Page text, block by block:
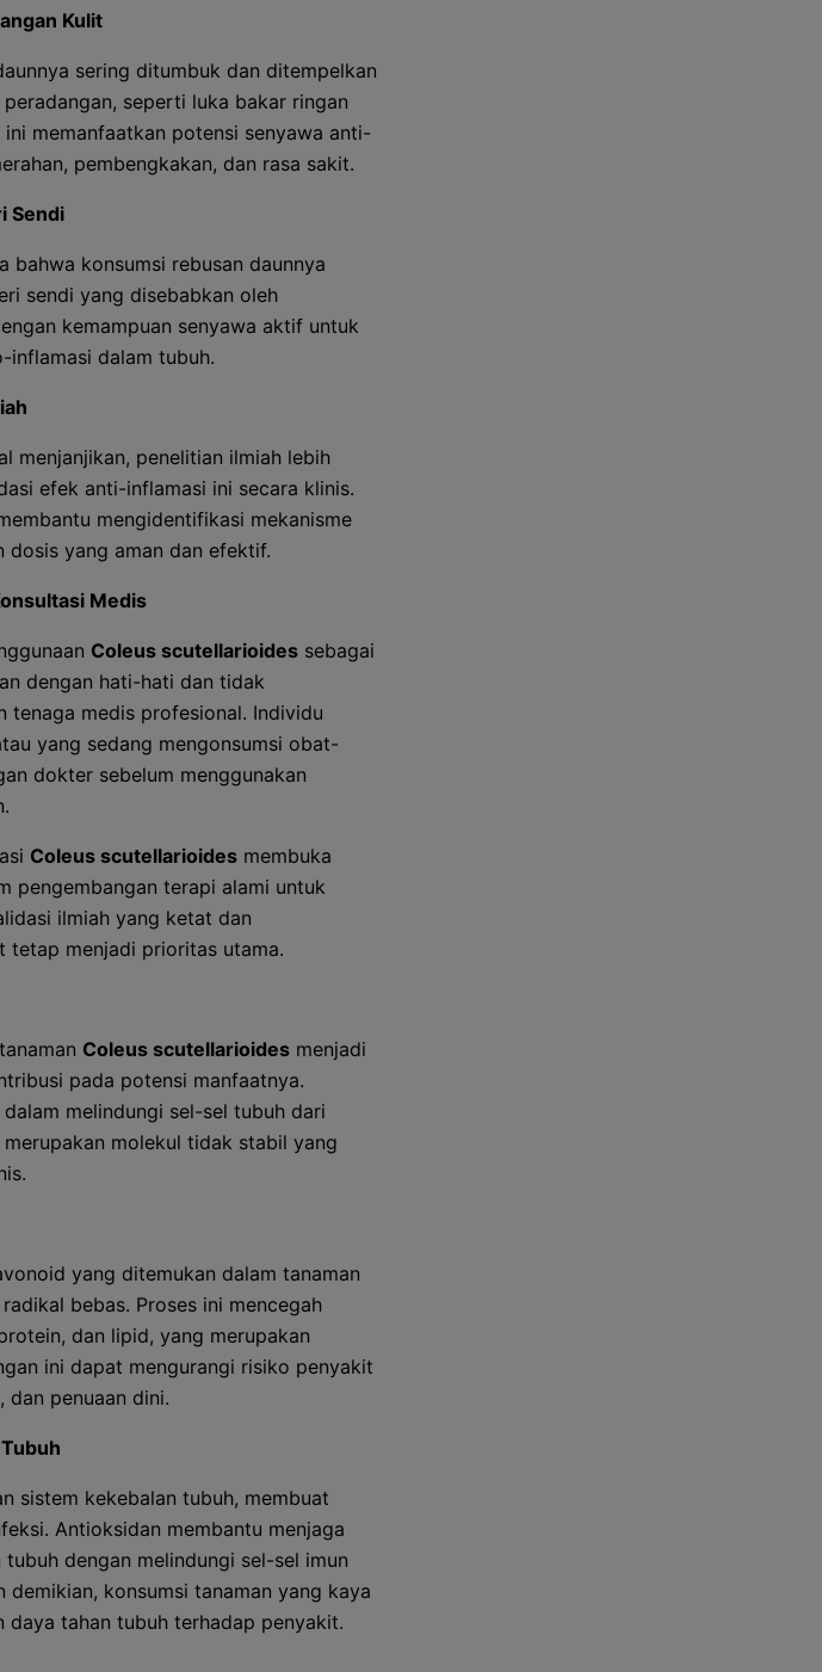
Kulit
sering ditumbuk dan ditempelkan
seperti luka bakar ringan
memanfaatkan potensi senyawa anti-
pembengkakan, dan rasa sakit.
Sendi
bahwa konsumsi rebusan daunnya
sendi yang disebabkan oleh
kemampuan senyawa aktif untuk
dalam tubuh.
menjanjikan, penelitian ilmiah lebih
efek anti-inflamasi ini secara klinis.
mengidentifikasi mekanisme
dosis yang aman dan efektif.
Medis
Coleus scutellarioides sebagai
dengan hati-hati dan tidak
tenaga medis profesional. Individu
yang sedang mengonsumsi obat-
dokter sebelum menggunakan
Coleus scutellarioides membuka
pengembangan terapi alami untuk
ilmiah yang ketat dan
tetap menjadi prioritas utama.
Coleus scutellarioides menjadi
pada potensi manfaatnya.
melindungi sel-sel tubuh dari
molekul tidak stabil yang
yang ditemukan dalam tanaman
bebas. Proses ini mencegah
dan lipid, yang merupakan
ini dapat mengurangi risiko penyakit
dan penuaan dini.
sistem kekebalan tubuh, membuat
Antioksidan membantu menjaga
dengan melindungi sel-sel imun
konsumsi tanaman yang kaya
tahan tubuh terhadap penyakit.